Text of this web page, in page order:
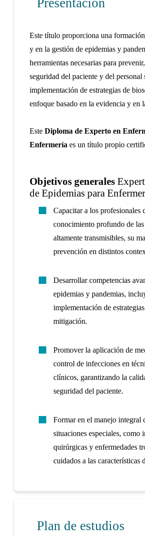
Este título proporciona una
y en la gestión de epidemias y
herramientas necesarias para
seguridad del paciente y del
implementación de estrategias de
enfoque basado en la evidencia y en
Este Diploma de Experto en
Enfermería es un título propio
Objetivos generales
de Epidemias para
Capacitar a los profesionales
conocimiento profundo de
altamente transmisibles, su
prevención en distintos
Desarrollar competencias
epidemias y pandemias,
implementación de
mitigación.
Promover la aplicación de
control de infecciones en
clínicos, garantizando la
seguridad del paciente.
Formar en el manejo integral
situaciones especiales, como
quirúrgicas y enfermedades
cuidados a las características
Plan de estudios